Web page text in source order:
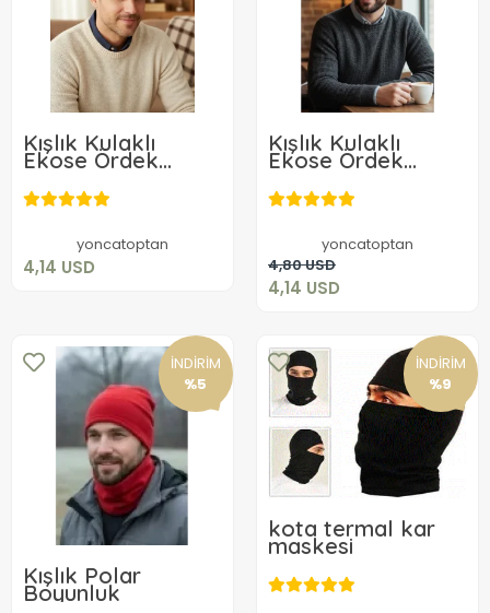
Kışlık Kulaklı
Ekose Ördek
Şapka
yoncatoptan
4,14 USD
4,14 USD
Kışlık Kulaklı
Ekose Ördek
Şapka Koyu Renk
yoncatoptan
4,80 USD
4,14 USD
4,14 USD
Sepete Ekle
İNDİRİM
%5
Kışlık Polar
Boyunluk
İNDİRİM
%9
kota termal kar
maskesi
4,00 USD